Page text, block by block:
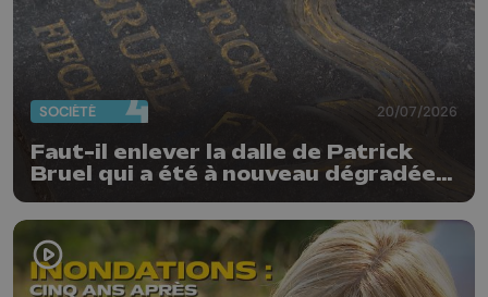
SOCIÉTÉ 20/07/2026
Faut-il enlever la dalle de Patrick
Bruel qui a été à nouveau dégradée ?